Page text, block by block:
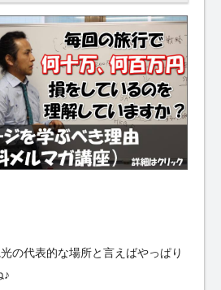
の代表的な場所と言えばやっぱり
♪